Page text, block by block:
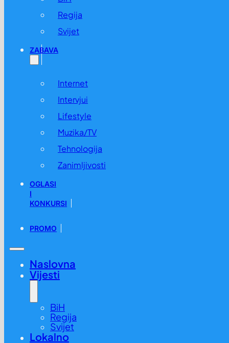
Regija
Svijet
ZABAVA
Internet
Intervjui
Lifestyle
Muzika/TV
Tehnologija
Zanimljivosti
OGLASI
I
KONKURSI
PROMO
Naslovna
Vijesti
BiH
Regija
Svijet
Lokalno